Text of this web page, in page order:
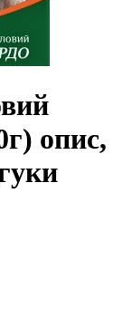
опис,